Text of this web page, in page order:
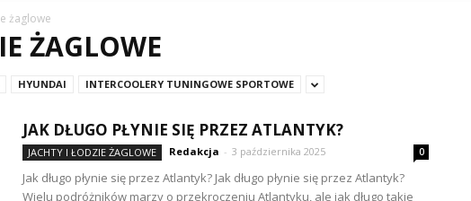
żaglowe
ŻAGLOWE
HYUNDAI INTERCOOLERY TUNINGOWE SPORTOWE
JAK DŁUGO PŁYNIE SIĘ PRZEZ ATLANTYK?
JACHTY I ŁODZIE ŻAGLOWE Redakcja - 3 października 2025 0
Jak długo płynie się przez Atlantyk? Jak długo płynie się przez Atlantyk?
Wielu podróżników marzy o przekroczeniu Atlantyku, ale jak długo takie